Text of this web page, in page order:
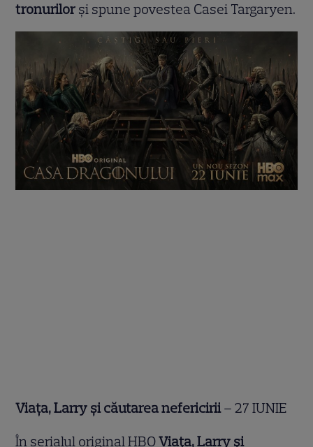
tronurilor și spune povestea Casei Targaryen.
Viața, Larry și căutarea nefericirii– 27 IUNIE
În serialul original HBOViața, Larry și